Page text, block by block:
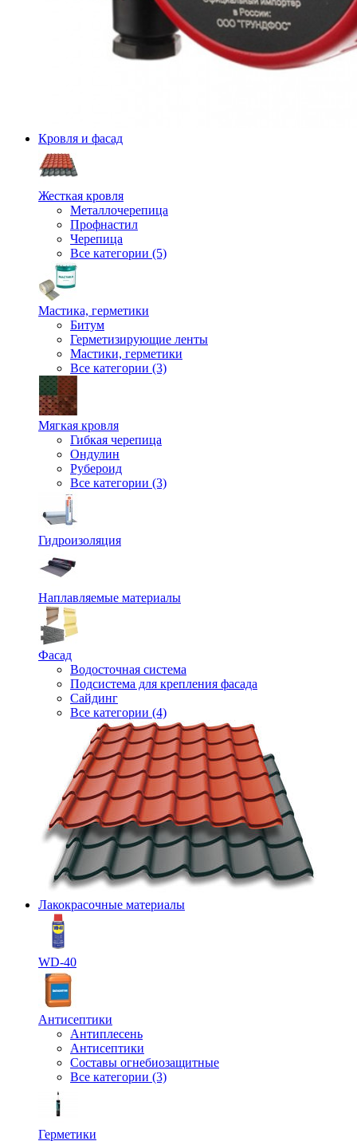
Кровля и фасад
Жесткая кровля
Металлочерепица
Профнастил
Черепица
Все категории (5)
Мастика, герметики
Битум
Герметизирующие ленты
Мастики, герметики
Все категории (3)
Мягкая кровля
Гибкая черепица
Ондулин
Рубероид
Все категории (3)
Гидроизоляция
Наплавляемые материалы
Фасад
Водосточная система
Подсистема для крепления фасада
Сайдинг
Все категории (4)
Лакокрасочные материалы
WD-40
Антисептики
Антиплесень
Антисептики
Составы огнебиозащитные
Все категории (3)
Герметики